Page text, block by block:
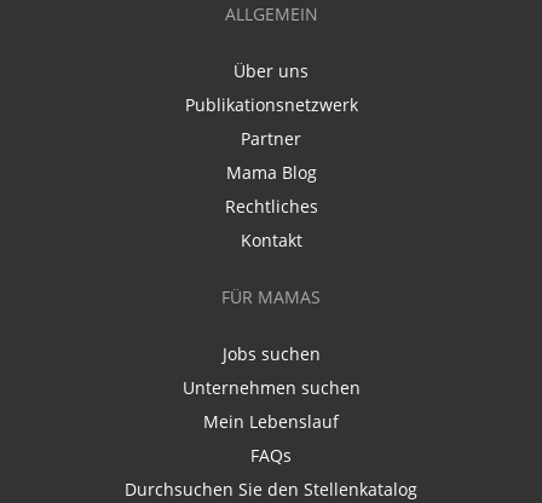
ALLGEMEIN
Über uns
Publikationsnetzwerk
Partner
Mama Blog
Rechtliches
Kontakt
FÜR MAMAS
Jobs suchen
Unternehmen suchen
Mein Lebenslauf
FAQs
Durchsuchen Sie den Stellenkatalog